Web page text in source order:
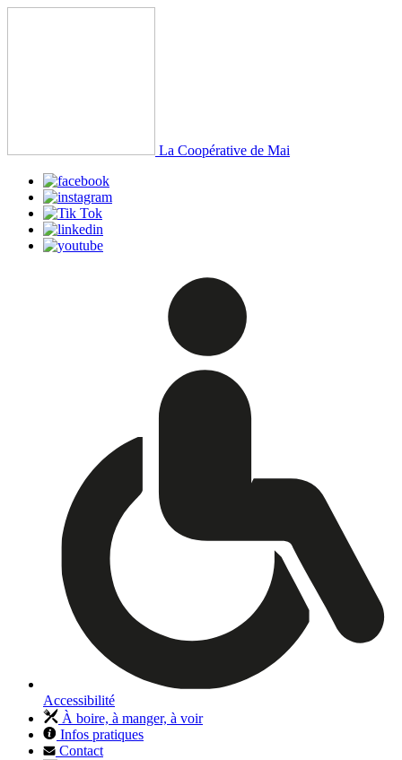
La Coopérative de Mai
Accessibilité
À boire, à manger, à voir
Infos pratiques
Contact